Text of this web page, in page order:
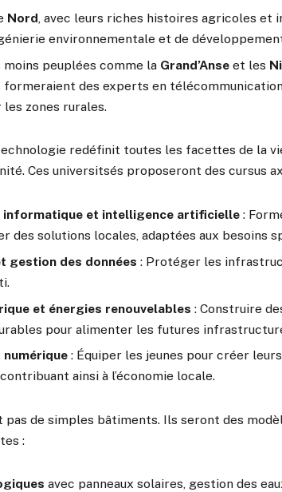
Nord, avec leurs riches histoires agricoles et
environnementale et de
moins peuplées comme la Grand’Anse et les
formeraient des experts en
les zones rurales.
redéfinit toutes les facettes de la
Ces universitsés proposeront des cursus
informatique et intelligence artificielle :
des solutions locales, adaptées aux besoins
gestion des données : Protéger les
et énergies renouvelables : Construire
pour alimenter les futures
: Équiper les jeunes pour créer
ainsi à l’économie locale.
pas de simples bâtiments. Ils seront des
:
avec panneaux solaires, gestion des